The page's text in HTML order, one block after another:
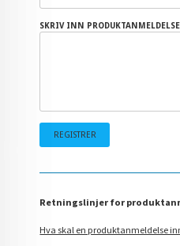
SKRIV INN
Retningslinjer for
Hva skal en produktanmeldelse